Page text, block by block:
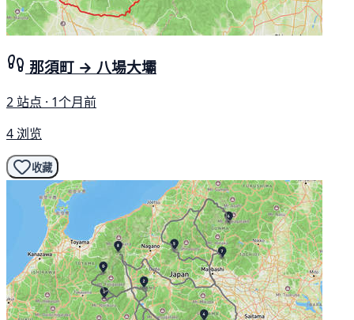
那須町 → 八場大壩
2 站点 · 1个月前
4 浏览
收藏